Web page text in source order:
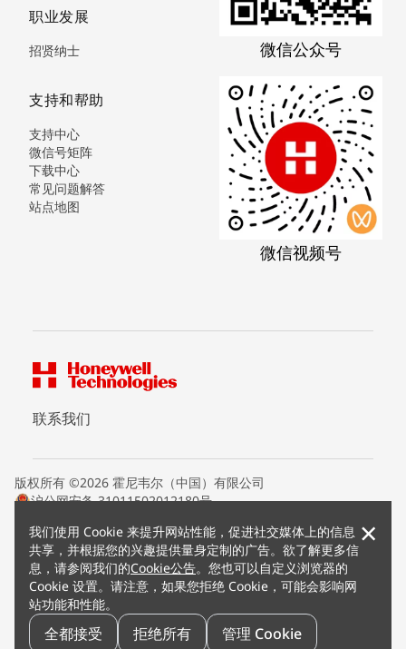
我们使用 Cookie 来提升网站性能，促进社交媒体上的信息
共享，并根据您的兴趣提供量身定制的广告。欲了解更多信
息，请参阅我们的Cookie公告。您也可以自定义浏览器的
Cookie 设置。请注意，如果您拒绝 Cookie，可能会影响网
站功能和性能。
全都接受 拒绝所有 管理 Cookie
×
职业发展
招贤纳士
支持和帮助
支持中心
微信号矩阵
下载中心
常见问题解答
站点地图
微信公众号
微信视频号
联系我们
版权所有 ©2026 霍尼韦尔（中国）有限公司
沪公网安备 31011502012180号
条款条约
隐私声明
您的隐私选项
霍尼韦尔科技Cookie通知
退订
漏洞报告